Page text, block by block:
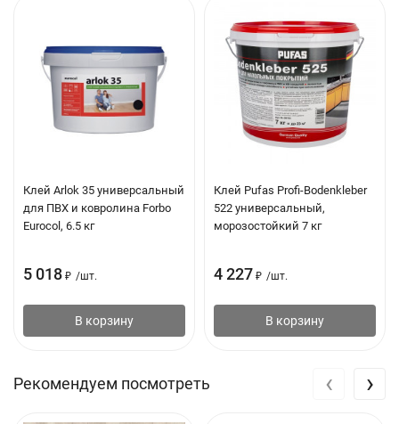
Клей Arlok 35 универсальный
для ПВХ и ковролина Forbo
Eurocol, 6.5 кг
5 018 ₽ /шт.
В корзину
Клей Pufas Profi-Bodenkleber
522 универсальный,
морозостойкий 7 кг
4 227 ₽ /шт.
В корзину
Рекомендуем посмотреть ‹ ›